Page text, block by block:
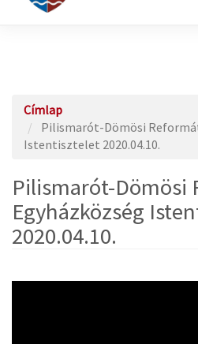
Címlap
Pilismarót-Dömösi
Istentisztelet 2020.04.10.
Pilismarót-Dömösi
Egyházközség
2020.04.10.